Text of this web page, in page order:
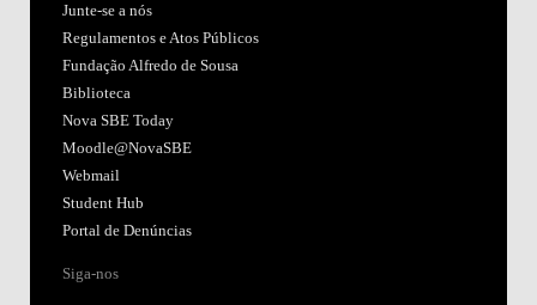
Junte-se a nós
Regulamentos e Atos Públicos
Fundação Alfredo de Sousa
Biblioteca
Nova SBE Today
Moodle@NovaSBE
Webmail
Student Hub
Portal de Denúncias
Siga-nos